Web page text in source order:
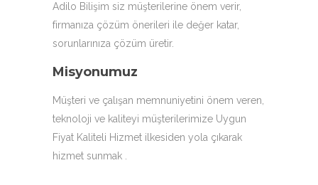
Adilo Bilişim siz müşterilerine önem verir,
firmanıza çözüm önerileri ile değer katar,
sorunlarınıza çözüm üretir.
Misyonumuz
Müşteri ve çalışan memnuniyetini önem veren,
teknoloji ve kaliteyi müşterilerimize Uygun
Fiyat Kaliteli Hizmet ilkesiden yola çıkarak
hizmet sunmak .